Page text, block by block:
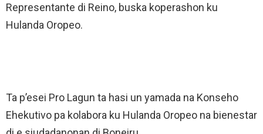
Representante di Reino, buska koperashon ku
Hulanda Oropeo.
Ta p’esei Pro Lagun ta hasi un yamada na Konseho
Ehekutivo pa kolabora ku Hulanda Oropeo na bienestar